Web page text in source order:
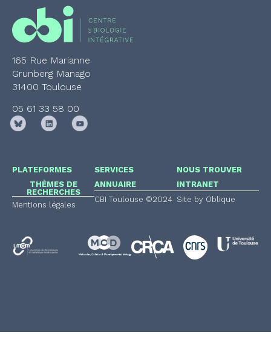
165 Rue Marianne
Grunberg Manago
31400 Toulouse
05 61 33 58 00
PLATEFORMES
THÈMES DE
RECHERCHES
Mentions légales
SERVICES
ANNUAIRE
CBI Toulouse ©2024
NOUS TROUVER
INTRANET
Site by Oblique